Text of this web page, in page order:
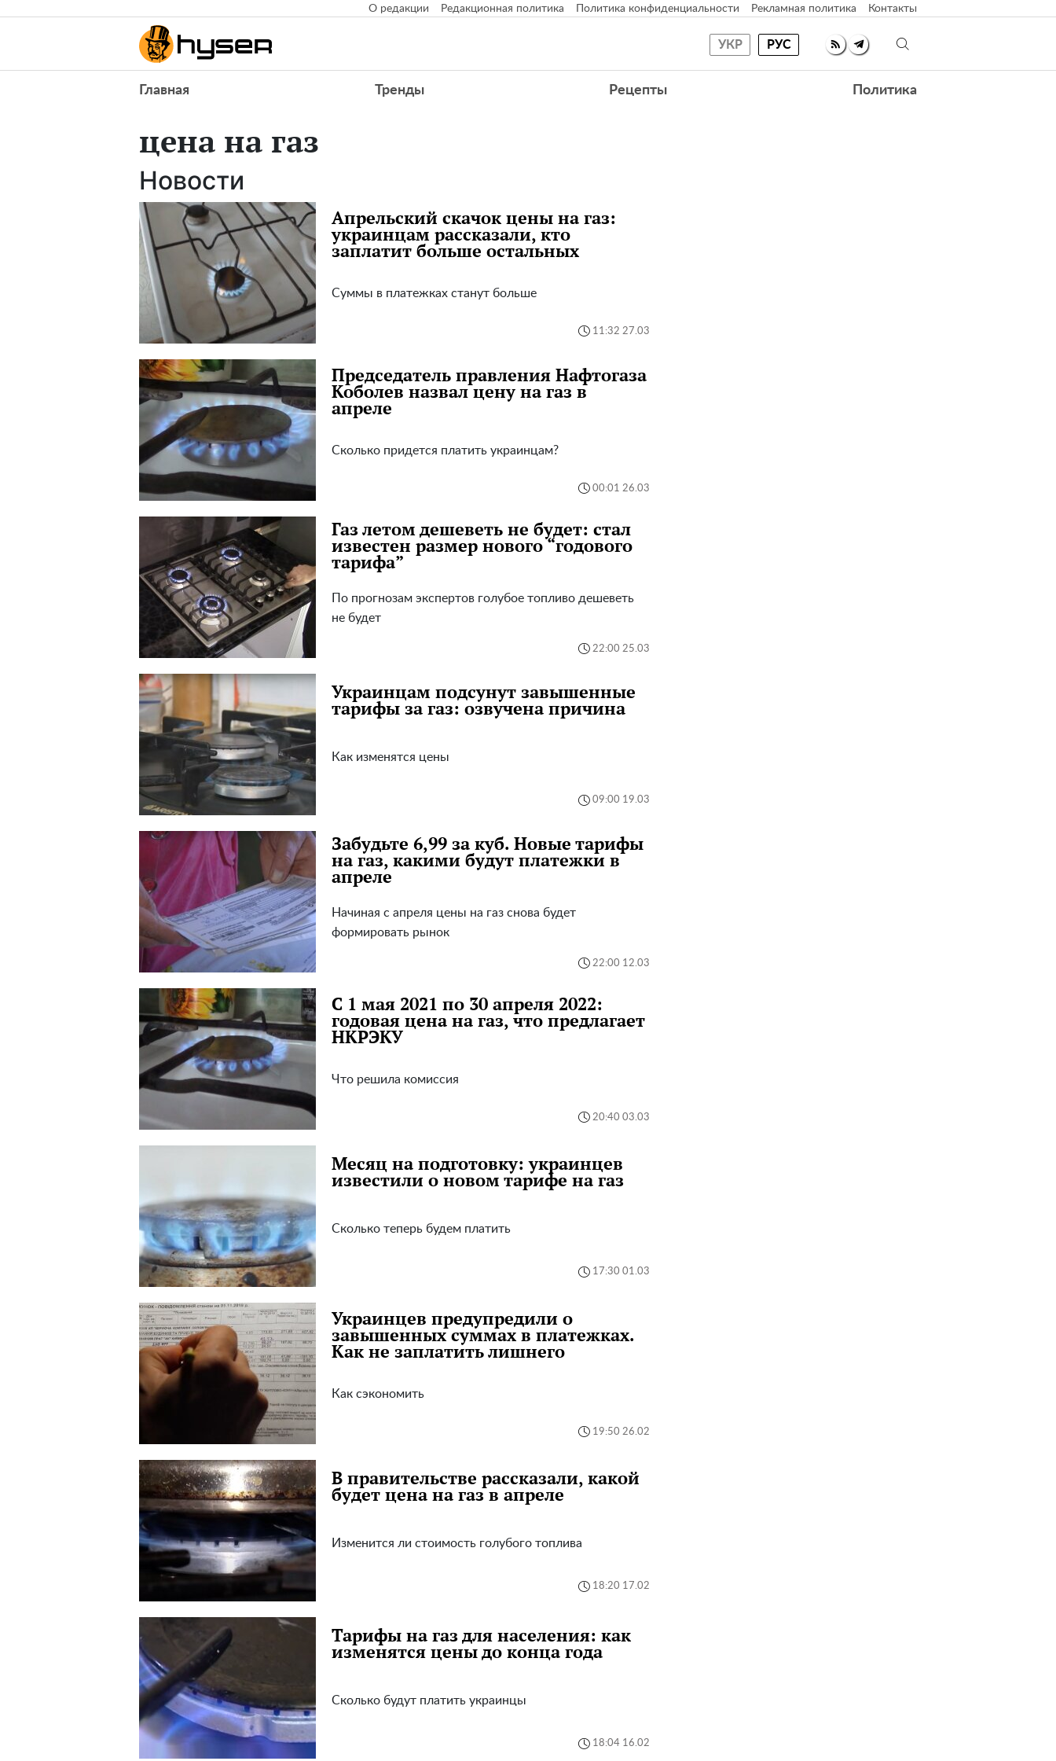
О редакции Редакционная политика Политика конфиденциальности Рекламная политика Контакты
УКР РУС
Главная Тренды Рецепты Политика
цена на газ
Новости
Апрельский скачок цены на газ:
украинцам рассказали, кто
заплатит больше остальных
Суммы в платежках станут больше
11:32 27.03
Председатель правления Нафтогаза
Коболев назвал цену на газ в
апреле
Сколько придется платить украинцам?
00:01 26.03
Газ летом дешеветь не будет: стал
известен размер нового “годового
тарифа”
По прогнозам экспертов голубое топливо дешеветь
не будет
22:00 25.03
Украинцам подсунут завышенные
тарифы за газ: озвучена причина
Как изменятся цены
09:00 19.03
Забудьте 6,99 за куб. Новые тарифы
на газ, какими будут платежки в
апреле
Начиная с апреля цены на газ снова будет
формировать рынок
22:00 12.03
С 1 мая 2021 по 30 апреля 2022:
годовая цена на газ, что предлагает
НКРЭКУ
Что решила комиссия
20:40 03.03
Месяц на подготовку: украинцев
известили о новом тарифе на газ
Сколько теперь будем платить
17:30 01.03
Украинцев предупредили о
завышенных суммах в платежках.
Как не заплатить лишнего
Как сэкономить
19:50 26.02
В правительстве рассказали, какой
будет цена на газ в апреле
Изменится ли стоимость голубого топлива
18:20 17.02
Тарифы на газ для населения: как
изменятся цены до конца года
Сколько будут платить украинцы
18:04 16.02